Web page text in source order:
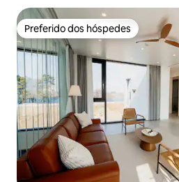
jogos
Preferido dos hóspedes
Preferido dos hóspedes